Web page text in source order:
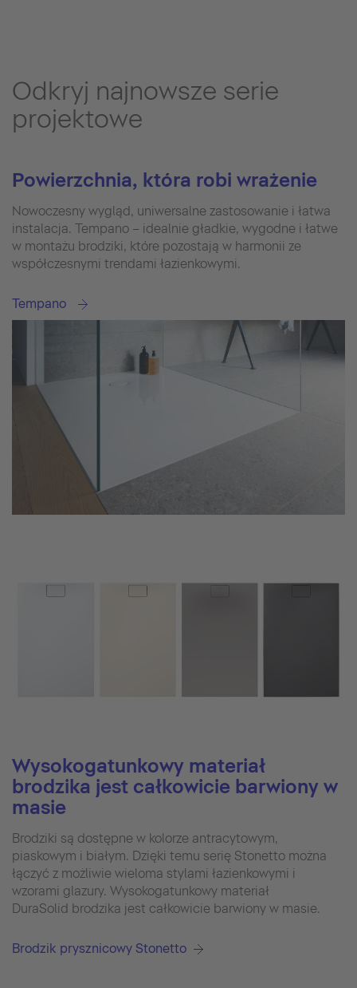
Odkryj najnowsze serie
projektowe
Powierzchnia, która robi wrażenie
Nowoczesny wygląd, uniwersalne zastosowanie i łatwa
instalacja. Tempano – idealnie gładkie, wygodne i łatwe
w montażu brodziki, które pozostają w harmonii ze
współczesnymi trendami łazienkowymi.
Tempano
Wysokogatunkowy materiał
brodzika jest całkowicie barwiony w
masie
Brodziki są dostępne w kolorze antracytowym,
piaskowym i białym. Dzięki temu serię Stonetto można
łączyć z możliwie wieloma stylami łazienkowymi i
wzorami glazury. Wysokogatunkowy materiał
DuraSolid brodzika jest całkowicie barwiony w masie.
Brodzik prysznicowy Stonetto